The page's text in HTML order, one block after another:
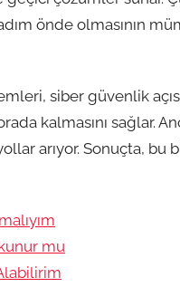
önde olmasının
siber güvenlik
kalmasını sağlar.
arıyor. Sonuçta, bu
mu